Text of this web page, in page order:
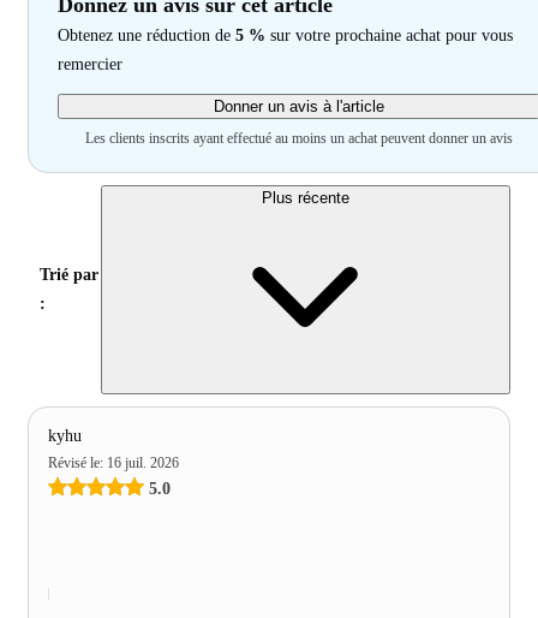
Donnez un avis sur cet article
Obtenez une réduction de 5 % sur votre prochaine achat pour vous
remercier
Donner un avis à l'article
Les clients inscrits ayant effectué au moins un achat peuvent donner un avis
Trié par
:
Plus récente
kyhu
Révisé le: 16 juil. 2026
5.0